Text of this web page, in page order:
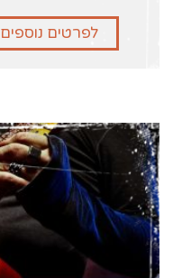
לפרטים נוספים